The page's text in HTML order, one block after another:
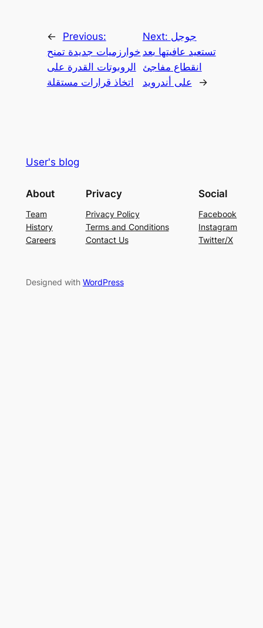
←
Previous:
خوارزميات جديدة تمنح
الروبوتات القدرة على
اتخاذ قرارات مستقلة
Next: جوجل
تستعيد عافيتها بعد
انقطاع مفاجئ
على أندرويد
→
User's blog
About
Team
History
Careers
Privacy
Privacy Policy
Terms and Conditions
Contact Us
Social
Facebook
Instagram
Twitter/X
Designed with WordPress